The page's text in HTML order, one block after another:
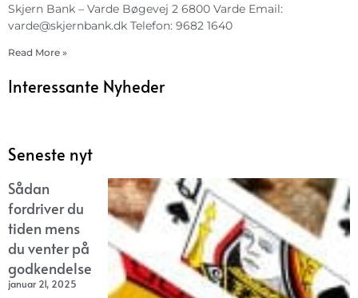
Skjern Bank – Varde Bøgevej 2 6800 Varde Email:
varde@skjernbank.dk Telefon: 9682 1640
Read More »
Interessante Nyheder
Seneste nyt
Sådan
fordriver du
tiden mens
du venter på
godkendelse
januar 21, 2025